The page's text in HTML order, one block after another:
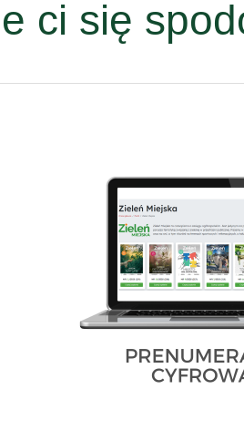
ci się